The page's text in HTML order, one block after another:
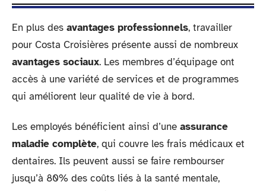
En plus des avantages professionnels, travailler
pour Costa Croisières présente aussi de nombreux
avantages sociaux. Les membres d’équipage ont
accès à une variété de services et de programmes
qui améliorent leur qualité de vie à bord.
Les employés bénéficient ainsi d’une assurance
maladie complète, qui couvre les frais médicaux et
dentaires. Ils peuvent aussi se faire rembourser
jusqu’à 80% des coûts liés à la santé mentale,